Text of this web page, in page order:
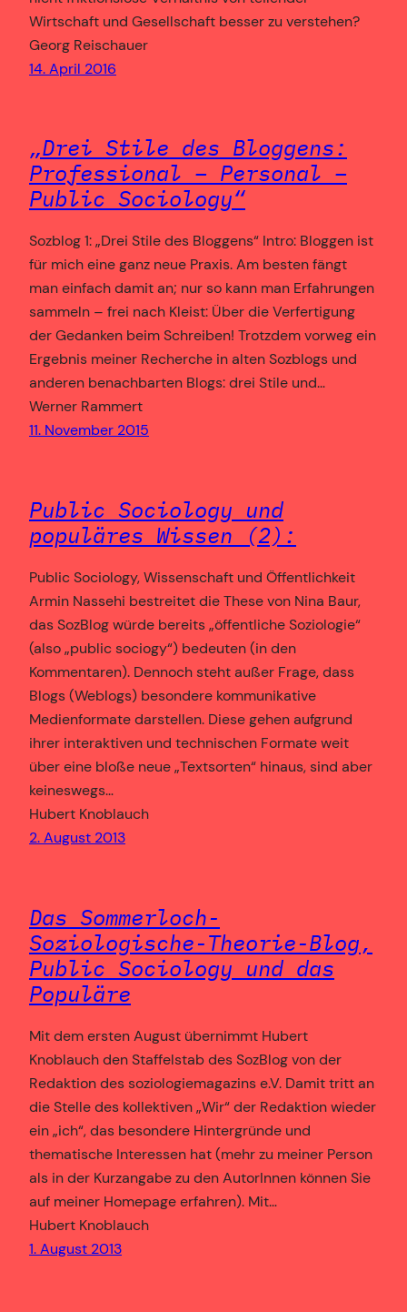
Wirtschaft und Gesellschaft besser zu verstehen?
Georg Reischauer
14. April 2016
„Drei Stile des Bloggens:
Professional – Personal –
Public Sociology“
Sozblog 1: „Drei Stile des Bloggens“ Intro: Bloggen ist
für mich eine ganz neue Praxis. Am besten fängt
man einfach damit an; nur so kann man Erfahrungen
sammeln – frei nach Kleist: Über die Verfertigung
der Gedanken beim Schreiben! Trotzdem vorweg ein
Ergebnis meiner Recherche in alten Sozblogs und
anderen benachbarten Blogs: drei Stile und…
Werner Rammert
11. November 2015
Public Sociology und
populäres Wissen (2):
Public Sociology, Wissenschaft und Öffentlichkeit
Armin Nassehi bestreitet die These von Nina Baur,
das SozBlog würde bereits „öffentliche Soziologie“
(also „public sociogy“) bedeuten (in den
Kommentaren). Dennoch steht außer Frage, dass
Blogs (Weblogs) besondere kommunikative
Medienformate darstellen. Diese gehen aufgrund
ihrer interaktiven und technischen Formate weit
über eine bloße neue „Textsorten“ hinaus, sind aber
keineswegs…
Hubert Knoblauch
2. August 2013
Das Sommerloch-
Soziologische-Theorie-Blog,
Public Sociology und das
Populäre
Mit dem ersten August übernimmt Hubert
Knoblauch den Staffelstab des SozBlog von der
Redaktion des soziologiemagazins e.V. Damit tritt an
die Stelle des kollektiven „Wir“ der Redaktion wieder
ein „ich“, das besondere Hintergründe und
thematische Interessen hat (mehr zu meiner Person
als in der Kurzangabe zu den AutorInnen können Sie
auf meiner Homepage erfahren). Mit…
Hubert Knoblauch
1. August 2013